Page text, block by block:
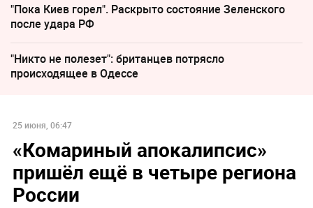
"Пока Киев горел". Раскрыто состояние Зеленского
после удара РФ
"Никто не полезет": британцев потрясло
происходящее в Одессе
25 июня, 06:47
«Комариный апокалипсис»
пришёл ещё в четыре региона
России